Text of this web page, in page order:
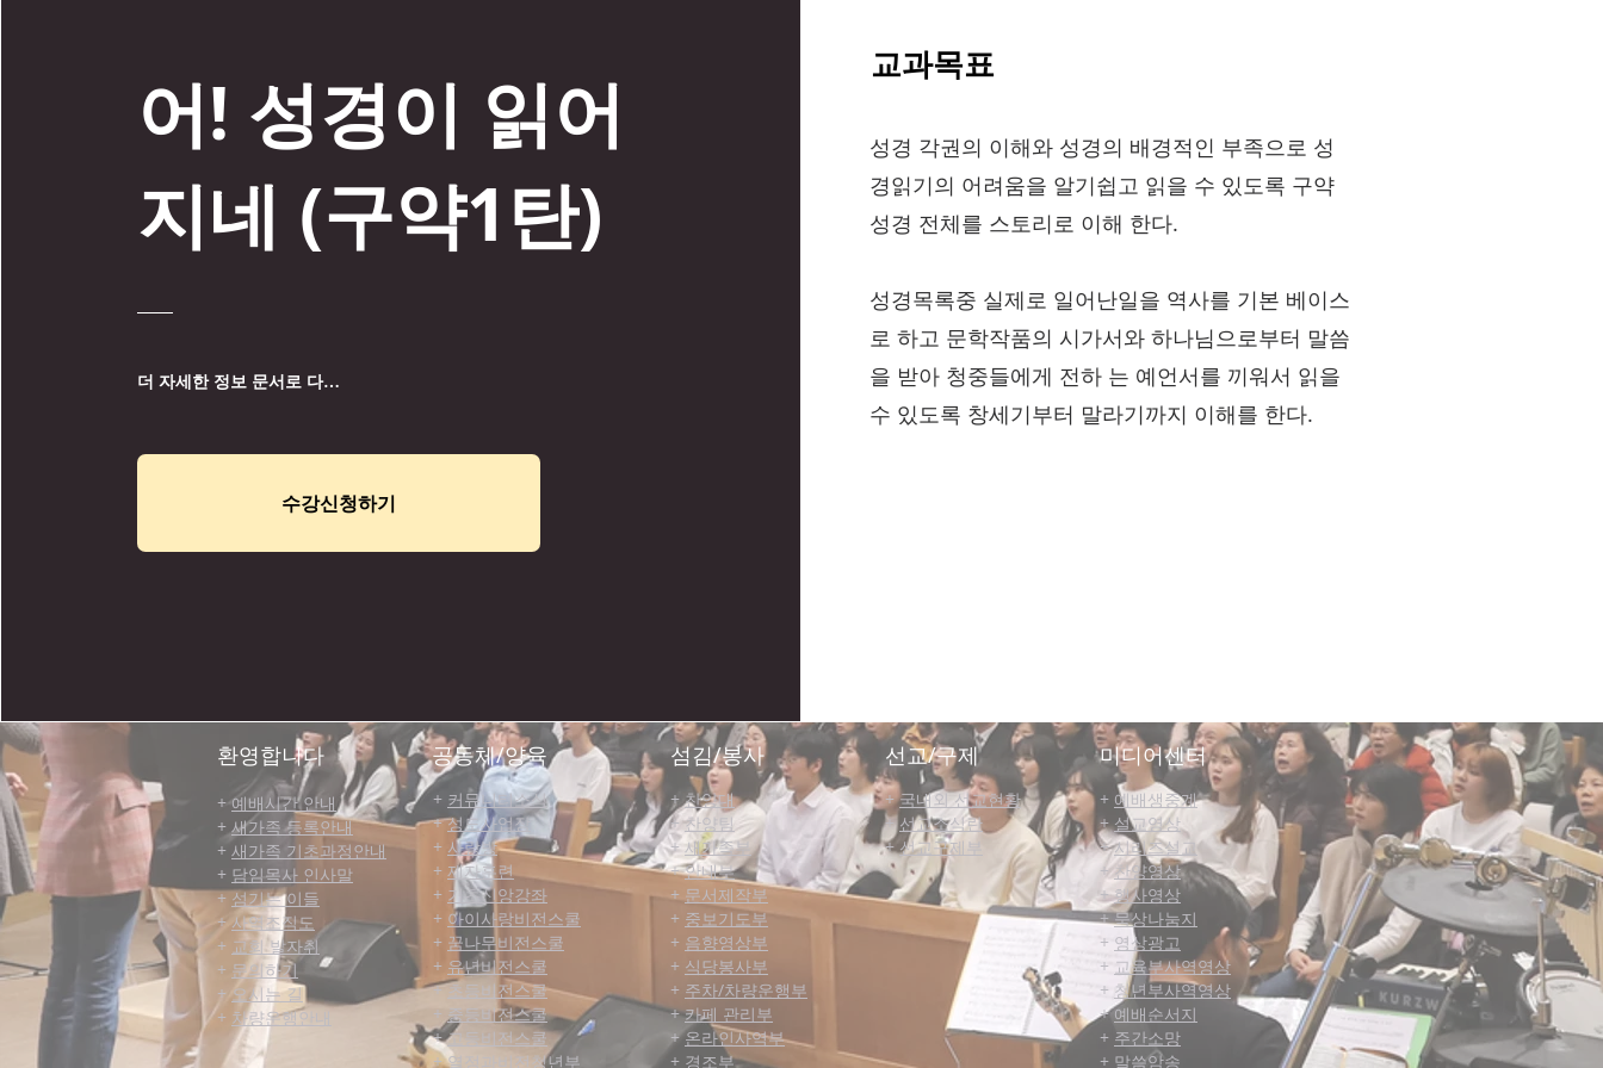
어! 성경이 읽어
지네 (구약1탄)
더 자세한 정보 문서로 다운받기
수강신청하기
교과목표
성경 각권의 이해와 성경의 배경적인 부족으로 성
경읽기의 어려움을 알기쉽고 읽을 수 있도록 구약
성경 전체를 스토리로 이해 한다.
성경목록중 실제로 일어난일을 역사를 기본 베이스
로 하고 문학작품의 시가서와 하나님으로부터 말씀
을 받아 청중들에게 전하 는 예언서를 끼워서 읽을
수 있도록 창세기부터 말라기까지 이해를 한다.
​환영합니다 공동체/양육
+예배시간 안내
+ 새가족 등록안내
+ 새가족 기초과정안내
+ 담임목사 인사말
+섬기는 이들
+ 사역조직도
+ 교회 발자취
+ 문의하기
+ 오시는 길
+ 차량운행안내
+ 커뮤니티​소식
+성도사업장
+ 사랑방
+ 제자훈련
+ 기초신앙강좌
+ 아이사랑비전스쿨
+ 꿈나무비전스쿨
+ 유년비전스쿨
+초등비전스쿨
+ 중등비전스쿨
+고등비전스쿨
+열정과비전청년부
섬김/봉사
+찬양대
+찬양팀
+새가족부
+안내부
+ 문서제작부
+ 중보기도부
+ 음향영상부
+ 식당봉사부
+ 주차/차량운행부
+카페 관리부
+온라인사역부
+ 경조부
선교/구제
+국내외 선교현황
+선교소식란
+선교구제부
미디어센터
+ 예배생중계
+설교영상
+시리즈설교
+찬양영상
+행사영상
+묵상나눔지
+ 영상광고
+ 교육부사역영상
+ 청년부사역영상
+예배순서지
+ 주간소망
+ 말씀암송